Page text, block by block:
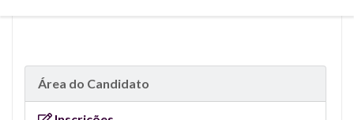
Área do Candidato